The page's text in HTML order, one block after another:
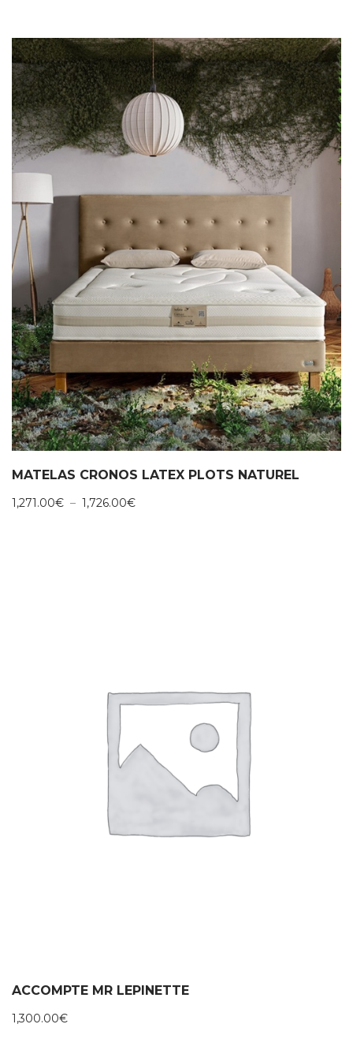
MATELAS CRONOS LATEX PLOTS NATUREL
1,271.00€ – 1,726.00€Plage
ACCOMPTE MR LEPINETTE
1,300.00€